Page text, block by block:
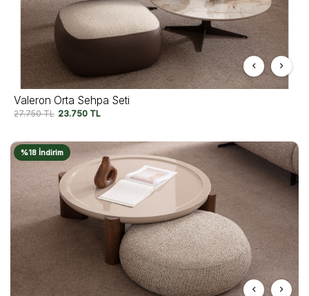
Valeron Orta Sehpa Seti
27.750TL 23.750 TL
%18 İndirim